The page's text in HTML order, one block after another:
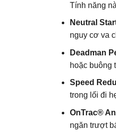
Tính năng
Neutral
nguy cơ va
Deadman
hoặc buông
Speed
trong lối đi
OnTrac®
ngăn trượt